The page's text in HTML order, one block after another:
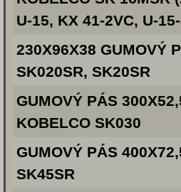
U-15, KX 41-2VC, U-
230X96X38 GUMOVÝ
SK020SR, SK20SR
GUMOVÝ PÁS
KOBELCO SK030
GUMOVÝ PÁS
SK45SR